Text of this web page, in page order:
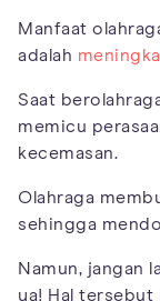
Manfaat
adalah
Saat
memicu
kecemasan.
Olahraga
sehingga
Namun, jangan
ya! Hal tersebut